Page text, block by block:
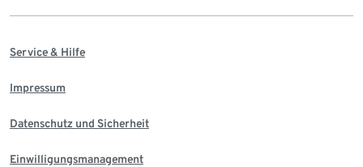
Service & Hilfe
Impressum
Datenschutz und Sicherheit
Einwilligungsmanagement